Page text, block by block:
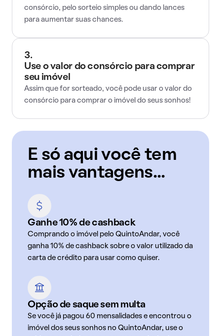
consórcio, pelo sorteio simples ou dando lances
para aumentar suas chances.
3.
Use o valor do consórcio para comprar
seu imóvel
Assim que for sorteado, você pode usar o valor do
consórcio para comprar o imóvel do seus sonhos!
E só aqui você tem
mais vantagens...
Ganhe 10% de cashback
Comprando o imóvel pelo QuintoAndar, você
ganha 10% de cashback sobre o valor utilizado da
carta de crédito para usar como quiser.
Opção de saque sem multa
Se você já pagou 60 mensalidades e encontrou o
imóvel dos seus sonhos no QuintoAndar, use o